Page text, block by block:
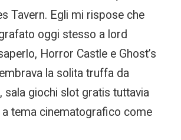
Tavern. Egli mi rispose che
oggi stesso a lord
Horror Castle e Ghost’s
la solita truffa da
sala giochi slot gratis tuttavia
a tema cinematografico come